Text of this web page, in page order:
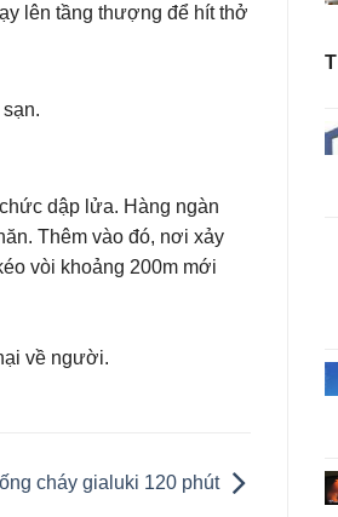
lên tầng thượng để hít thở
dập lửa. Hàng ngàn
Thêm vào đó, nơi xảy
vòi khoảng 200m mới
về người.
cháy gialuki 120 phút